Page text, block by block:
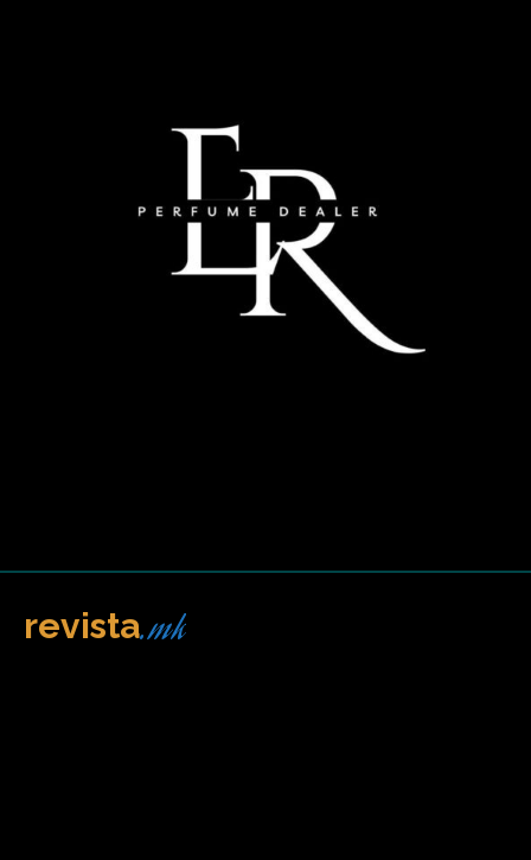
revista.mk